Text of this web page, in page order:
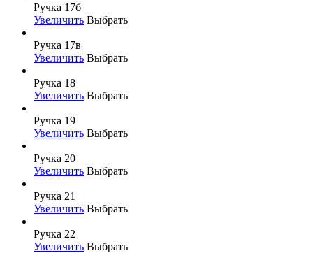
Ручка 17б
Увеличить Выбрать
Ручка 17в
Увеличить Выбрать
Ручка 18
Увеличить Выбрать
Ручка 19
Увеличить Выбрать
Ручка 20
Увеличить Выбрать
Ручка 21
Увеличить Выбрать
Ручка 22
Увеличить Выбрать